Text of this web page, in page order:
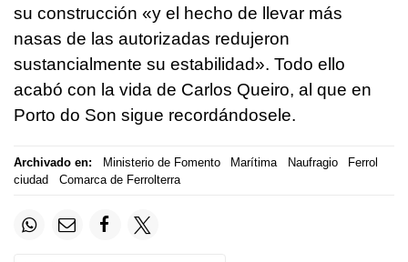
su construcción «y el hecho de llevar más
nasas de las autorizadas redujeron
sustancialmente su estabilidad». Todo ello
acabó con la vida de Carlos Queiro, al que en
Porto do Son sigue recordándosele.
Archivado en: Ministerio de Fomento Marítima Naufragio
Ferrol
ciudad
Comarca de Ferrolterra